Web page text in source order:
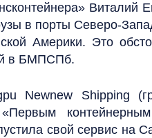
Виталий
в порты Северо-
Америки. Это
в БМПСПб.
Newnew Shipping
свой сервис на